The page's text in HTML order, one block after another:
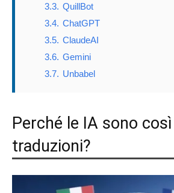
3.3. QuillBot
3.4. ChatGPT
3.5. ClaudeAI
3.6. Gemini
3.7. Unbabel
Perché le IA sono
traduzioni?